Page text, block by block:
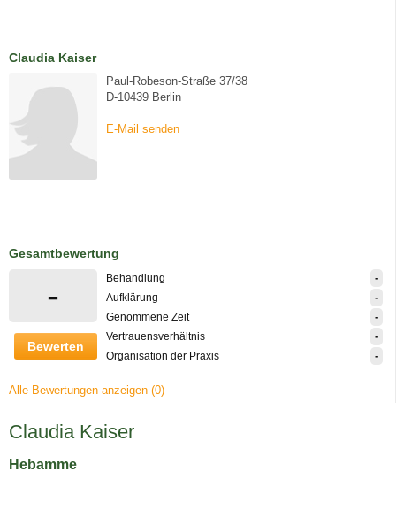
Claudia Kaiser
Paul-Robeson-Straße 37/38
D-10439 Berlin
E-Mail senden
Gesamtbewertung
-
Bewerten
Behandlung -
Aufklärung -
Genommene Zeit -
Vertrauensverhältnis -
Organisation der Praxis -
Alle Bewertungen anzeigen (0)
Claudia Kaiser
Hebamme